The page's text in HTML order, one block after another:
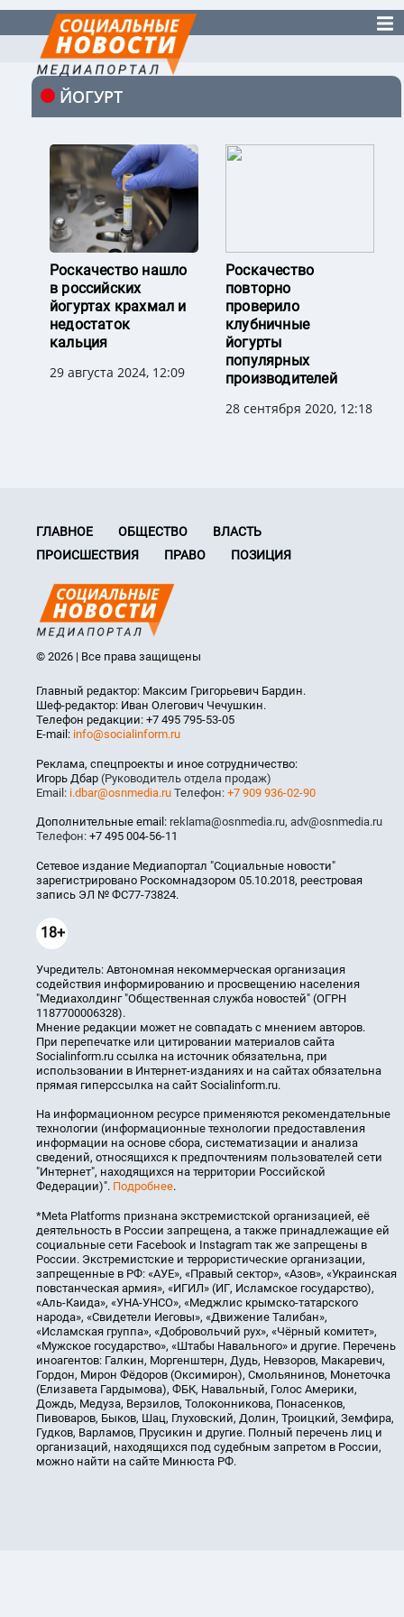
ЙОГУРТ
Роскачество нашло
в российских
йогуртах крахмал и
недостаток
кальция
29 августа 2024, 12:09
Роскачество
повторно
проверило
клубничные
йогурты
популярных
производителей
28 сентября 2020, 12:18
ГЛАВНОЕ ОБЩЕСТВО
ВЛАСТЬ
ПРОИСШЕСТВИЯ
ПРАВО ПОЗИЦИЯ
© 2026 | Все права защищены
Главный редактор: Максим Григорьевич Бардин.
Шеф-редактор: Иван Олегович Чечушкин.
Телефон редакции: +7 495 795-53-05
E-mail: info@socialinform.ru
Реклама, спецпроекты и иное сотрудничество:
Игорь Дбар (Руководитель отдела продаж)
Email: i.dbar@osnmedia.ru Телефон: +7 909 936-02-90
Дополнительные email: reklama@osnmedia.ru, adv@osnmedia.ru
Телефон: +7 495 004-56-11
Сетевое издание Медиапортал "Социальные новости"
зарегистрировано Роскомнадзором 05.10.2018, реестровая
запись ЭЛ № ФС77-73824.
18+
Учредитель: Автономная некоммерческая организация
содействия информированию и просвещению населения
"Медиахолдинг "Общественная служба новостей" (ОГРН
1187700006328).
Мнение редакции может не совпадать с мнением авторов.
При перепечатке или цитировании материалов сайта
Socialinform.ru ссылка на источник обязательна, при
использовании в Интернет-изданиях и на сайтах обязательна
прямая гиперссылка на сайт Socialinform.ru.
На информационном ресурсе применяются рекомендательные
технологии (информационные технологии предоставления
информации на основе сбора, систематизации и анализа
сведений, относящихся к предпочтениям пользователей сети
"Интернет", находящихся на территории Российской
Федерации)". Подробнее.
*Meta Platforms признана экстремистской организацией, её
деятельность в России запрещена, а также принадлежащие ей
социальные сети Facebook и Instagram так же запрещены в
России. Экстремистские и террористические организации,
запрещенные в РФ: «АУЕ», «Правый сектор», «Азов», «Украинская
повстанческая армия», «ИГИЛ» (ИГ, Исламское государство),
«Аль-Каида», «УНА-УНСО», «Меджлис крымско-татарского
народа», «Свидетели Иеговы», «Движение Талибан»,
«Исламская группа», «Добровольчий рух», «Чёрный комитет»,
«Мужское государство», «Штабы Навального» и другие. Перечень
иноагентов: Галкин, Моргенштерн, Дудь, Невзоров, Макаревич,
Гордон, Мирон Фёдоров (Оксимирон), Смольянинов, Монеточка
(Елизавета Гардымова), ФБК, Навальный, Голос Америки,
Дождь, Медуза, Верзилов, Толоконникова, Понасенков,
Пивоваров, Быков, Шац, Глуховский, Долин, Троицкий, Земфира,
Гудков, Варламов, Прусикин и другие. Полный перечень лиц и
организаций, находящихся под судебным запретом в России,
можно найти на сайте Минюста РФ.